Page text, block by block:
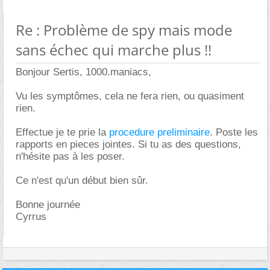
Re : Problème de spy mais mode
sans échec qui marche plus !!
Bonjour Sertis, 1000.maniacs,
Vu les symptômes, cela ne fera rien, ou quasiment
rien.
Effectue je te prie la procedure preliminaire. Poste les
rapports en pieces jointes. Si tu as des questions,
n'hésite pas à les poser.
Ce n'est qu'un début bien sûr.
Bonne journée
Cyrrus